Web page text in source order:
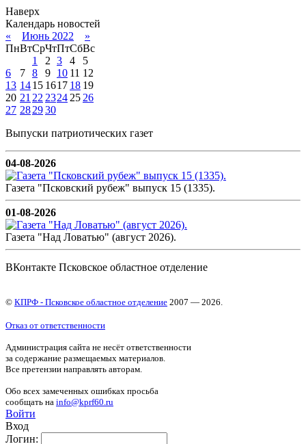
Наверх
Календарь новостей
«
Июнь 2022
»
ПнВтСрЧтПтСбВс
1
2 3 4
5
6
7 8 9 10 11 12
13 1415 1617 18 19
20 21 22 2324 25 26
27 282930
Выпуски патриотических газет
04-08-2026
Газета "Псковский рубеж" выпуск 15 (1335).
01-08-2026
Газета "Над Ловатью" (август 2026).
ВКонтакте Псковское областное отделение
© КПРФ - Псковское областное отделение 2007 — 2026.
Отказ от ответственности
Администрация сайта не несёт ответственности
за содержание размещаемых материалов.
Все претензии направлять авторам.
Обо всех замеченных ошибках просьба
сообщать на info@kprf60.ru
Войти
Вход
Логин: